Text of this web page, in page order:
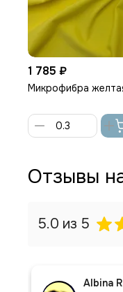
1 785 ₽
Микрофибра
Отзывы
5.0 из 5
Albina